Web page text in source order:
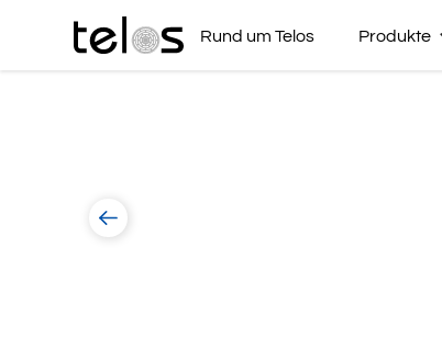
Rund um Telos Produkte